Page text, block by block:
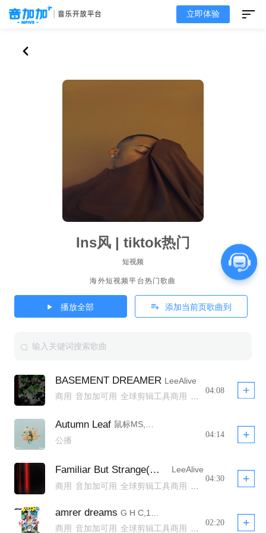
立即体验
Ins风 | tiktok热门
短视频
海外短视频平台热门歌曲
播放全部 添加当前页歌曲到
BASEMENT DREAMER LeeAlive
商用 音加加可用 全球剪辑工具商用
全球剪辑工具商用 YTB不拦截
04:08
Autumn Leaf
鼠标MS,ONISM RCRDS,DevilCat_GG
公播
04:14
Familiar But Strange(熟悉陌生)
LeeAlive
商用 音加加可用 全球剪辑工具商用
全球剪辑工具商用 YTB不拦截
04:30
amrer dreams
商用 音加加可用 全球剪辑工具商用
02:20